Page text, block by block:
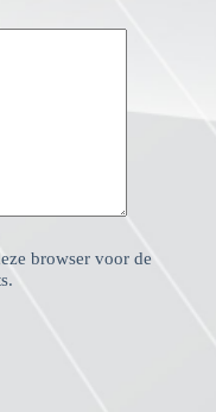
browser voor de